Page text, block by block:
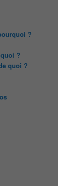
?
?
quoi ?